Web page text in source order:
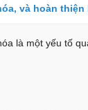
và hoàn
là một yếu tố